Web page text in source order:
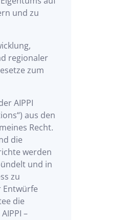
und zu
regionaler
zum
AIPPI
aus den
Recht.
die
werden
und in
zu
Entwürfe
die
–